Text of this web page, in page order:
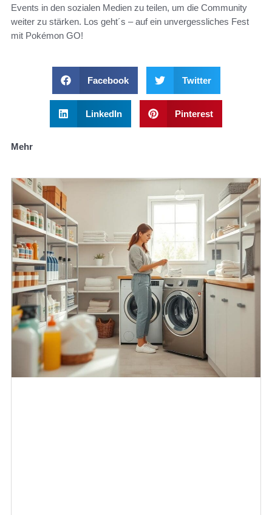
Events in den sozialen Medien zu teilen, um die Community
weiter zu stärken. Los geht´s – auf ein unvergessliches Fest
mit Pokémon GO!
Facebook Twitter
LinkedIn Pinterest
Mehr